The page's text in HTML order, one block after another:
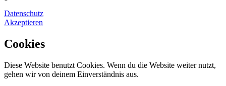
Datenschutz
Akzeptieren
Cookies
Diese Website benutzt Cookies. Wenn du die Website weiter nutzt,
gehen wir von deinem Einverständnis aus.